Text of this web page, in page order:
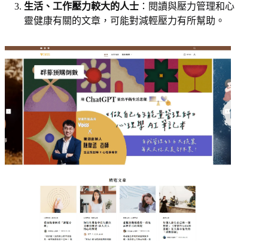
生活、工作壓力較大的人士 ：閱讀與壓力管理和心
靈健康有關的文章，可能對減輕壓力有所幫助。